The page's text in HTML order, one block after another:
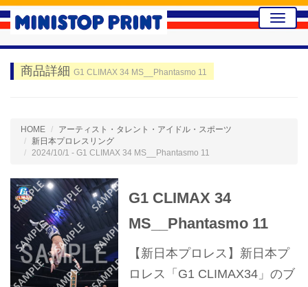
Toggle
商品詳細 G1 CLIMAX 34 MS__Phantasmo 11
HOME
アーティスト・タレント・アイドル・スポーツ
新日本プロレスリング
2024/10/1 - G1 CLIMAX 34 MS__Phantasmo 11
G1 CLIMAX 34
MS__Phantasmo 11
【新日本プロレス】新日本プ
ロレス「G1 CLIMAX34」のブ